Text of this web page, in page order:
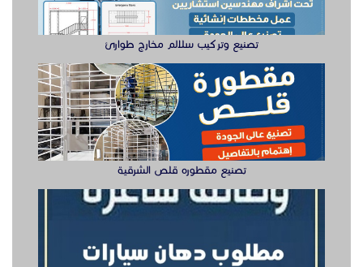
تصنيع وتركيب سلالم مخارج طوارئ
تصنيع مقطوره قلص الشرقية